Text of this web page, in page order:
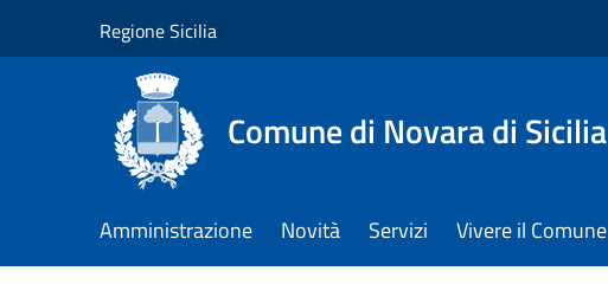
Regione Sicilia
Comune di Novara di Sicilia
Amministrazione Novità Servizi Vivere il Comune